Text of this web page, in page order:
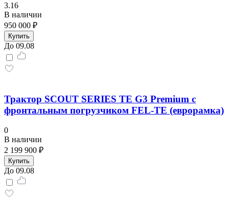
3.16
В наличии
950 000 ₽
Купить
До 09.08
Трактор SCOUT SERIES TE G3 Premium с
фронтальным погрузчиком FEL-TE (еврорамка)
0
В наличии
2 199 900 ₽
Купить
До 09.08